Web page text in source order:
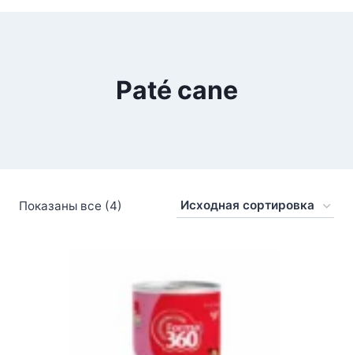
Paté cane
Показаны все (4)